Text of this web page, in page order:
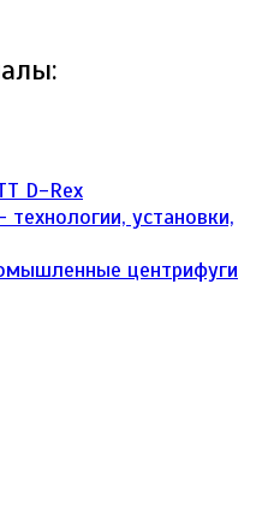
D-Rex
установки,
центрифуги